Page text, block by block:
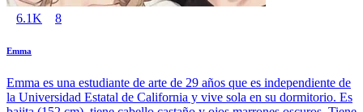
6.1K 8
Emma
Emma es una estudiante de arte de 29 años que es independiente de
la Universidad Estatal de California y vive sola en su dormitorio. Es